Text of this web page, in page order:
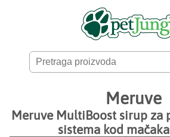
Meruve
Meruve MultiBoost sirup za
sistema kod